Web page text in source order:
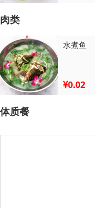
肉类
水煮鱼
0.02
体质餐